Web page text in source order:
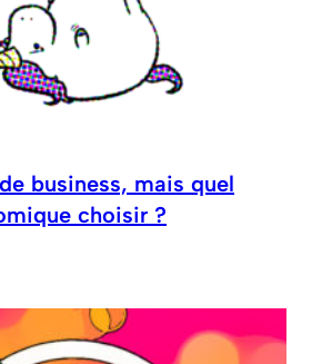
business, mais quel
choisir ?